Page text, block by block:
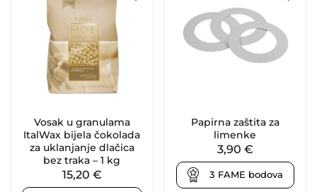
Vosak u granulama
ItalWax bijela čokolada
za uklanjanje dlačica
bez traka – 1 kg
15,20 €
Papirna zaštita za
limenke
3,90 €
3 FAME bodova